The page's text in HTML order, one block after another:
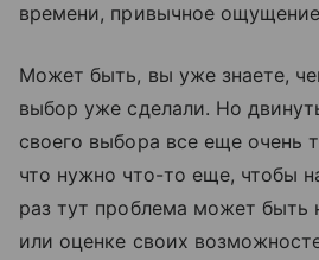
времени, привычное
Может быть, вы уже знаете,
выбор уже сделали. Но
своего выбора все еще очень
что нужно что-то еще, чтобы
раз тут проблема может
или оценке своих